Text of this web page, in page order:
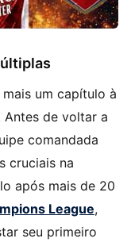
um capítulo à
de voltar a
comandada
cruciais na
após mais de 20
League,
seu primeiro